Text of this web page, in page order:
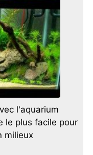
l'aquarium
le plus facile pour
milieux